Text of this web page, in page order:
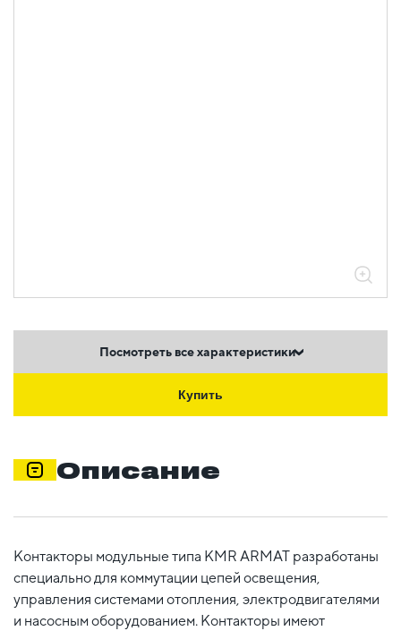
Посмотреть все характеристики
Купить
Описание
Контакторы модульные типа KMR ARMAT разработаны
специально для коммутации цепей освещения,
управления системами отопления, электродвигателями
и насосным оборудованием. Контакторы имеют